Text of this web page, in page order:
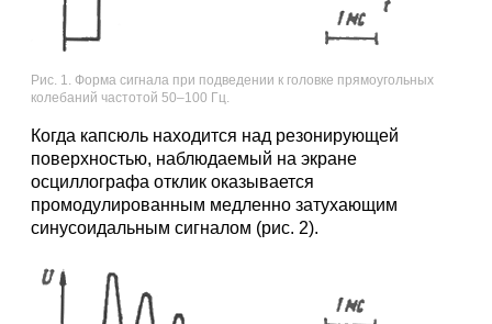
Рис. 1. Форма сигнала при подведении к головке прямоугольных
колебаний частотой 50–100 Гц.
Когда капсюль находится над резонирующей
поверхностью, наблюдаемый на экране
осциллографа отклик оказывается
промодулированным медленно затухающим
синусоидальным сигналом (рис. 2).